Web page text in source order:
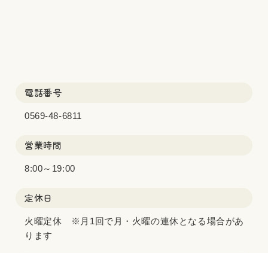
電話番号
0569-48-6811
営業時間
8:00～19:00
定休日
火曜定休 ※月1回で月・火曜の連休となる場合があ
ります